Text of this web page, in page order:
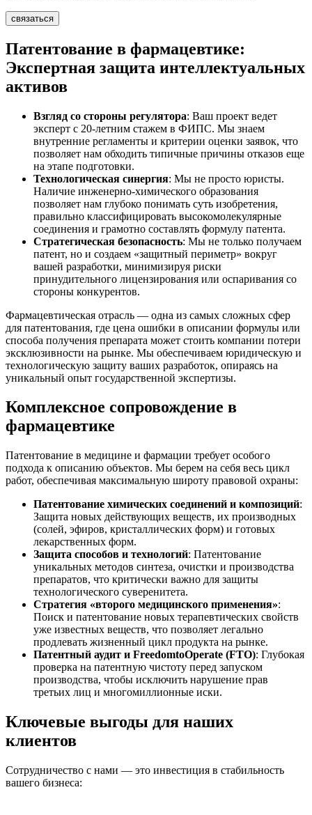
связаться
Патентование в фармацевтике:
Экспертная защита интеллектуальных
активов
Взгляд со стороны регулятора: Ваш проект ведет
эксперт с 20-летним стажем в ФИПС. Мы знаем
внутренние регламенты и критерии оценки заявок, что
позволяет нам обходить типичные причины отказов еще
на этапе подготовки.
Технологическая синергия: Мы не просто юристы.
Наличие инженерно-химического образования
позволяет нам глубоко понимать суть изобретения,
правильно классифицировать высокомолекулярные
соединения и грамотно составлять формулу патента.
Стратегическая безопасность: Мы не только получаем
патент, но и создаем «защитный периметр» вокруг
вашей разработки, минимизируя риски
принудительного лицензирования или оспаривания со
стороны конкурентов.
Фармацевтическая отрасль — одна из самых сложных сфер
для патентования, где цена ошибки в описании формулы или
способа получения препарата может стоить компании потери
эксклюзивности на рынке. Мы обеспечиваем юридическую и
технологическую защиту ваших разработок, опираясь на
уникальный опыт государственной экспертизы.
Комплексное сопровождение в
фармацевтике
Патентование в медицине и фармации требует особого
подхода к описанию объектов. Мы берем на себя весь цикл
работ, обеспечивая максимальную широту правовой охраны:
Патентование химических соединений и композиций:
Защита новых действующих веществ, их производных
(солей, эфиров, кристаллических форм) и готовых
лекарственных форм.
Защита способов и технологий: Патентование
уникальных методов синтеза, очистки и производства
препаратов, что критически важно для защиты
технологического суверенитета.
Стратегия «второго медицинского применения»:
Поиск и патентование новых терапевтических свойств
уже известных веществ, что позволяет легально
продлевать жизненный цикл продукта на рынке.
Патентный аудит и FreedomtoOperate (FTO): Глубокая
проверка на патентную чистоту перед запуском
производства, чтобы исключить нарушение прав
третьих лиц и многомиллионные иски.
Ключевые выгоды для наших
клиентов
Сотрудничество с нами — это инвестиция в стабильность
вашего бизнеса: